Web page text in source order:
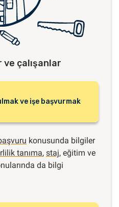
çalışanlar
ve işe başvurmak
konusunda bilgiler
tanıma, staj, eğitim ve
da bilgi